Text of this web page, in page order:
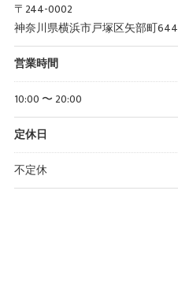
〒244-0002
神奈川県横浜市戸塚区矢部町644
営業時間
10:00 〜 20:00
定休日
不定休